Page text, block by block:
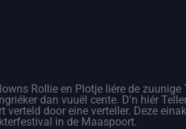
Rollie en Plotje liére de
dan vuuël cente. D'n hiér
verteld door eine verteller. Deze
in de Maaspoort.